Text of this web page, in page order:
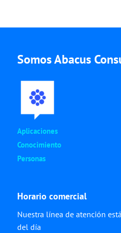
Somos Abacus
Aplicaciones
Conocimiento
Personas
Horario comercial
Nuestra línea de atención
del día